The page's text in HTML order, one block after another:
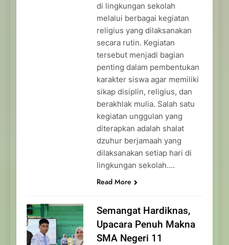
di lingkungan sekolah
melalui berbagai kegiatan
religius yang dilaksanakan
secara rutin. Kegiatan
tersebut menjadi bagian
penting dalam pembentukan
karakter siswa agar memiliki
sikap disiplin, religius, dan
berakhlak mulia. Salah satu
kegiatan unggulan yang
diterapkan adalah shalat
dzuhur berjamaah yang
dilaksanakan setiap hari di
lingkungan sekolah….
Read More
Semangat Hardiknas,
Upacara Penuh Makna
SMA Negeri 11